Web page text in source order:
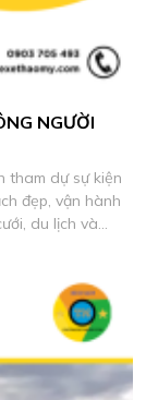
NGƯỜI
tham dự sự kiện
đẹp, vận hành
du lịch và